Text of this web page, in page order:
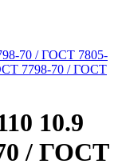
70 / ГОСТ 7805-
7798-70 / ГОСТ
10.9
/ ГОСТ